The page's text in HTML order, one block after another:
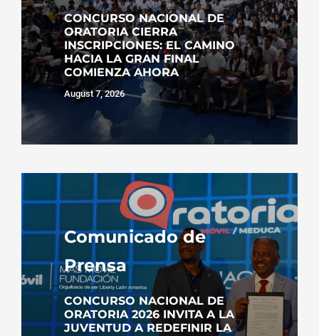
CONCURSO NACIONAL DE
ORATORIA CIERRA
INSCRIPCIONES: EL CAMINO
HACIA LA GRAN FINAL
COMIENZA AHORA
August 7, 2026
Comunicado de
Prensa
CONCURSO NACIONAL DE
ORATORIA 2026 INVITA A LA
JUVENTUD A REDEFINIR LA